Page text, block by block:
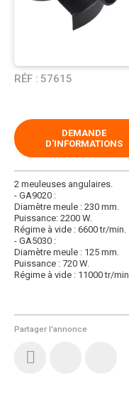
RÉF : 57615
Partager l'annonce
2 meuleuses angulaires.
- GA9020 :
Diamètre meule : 230 mm.
Puissance: 2200 W.
Régime à vide : 6600 tr/min.
- GA5030 :
Diamètre meule : 125 mm.
Puissance : 720 W.
Régime à vide : 11000 tr/min.
DEMANDE
D'INFORMATIONS